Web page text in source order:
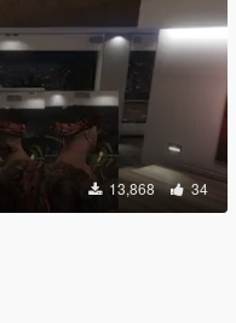
13,868 34